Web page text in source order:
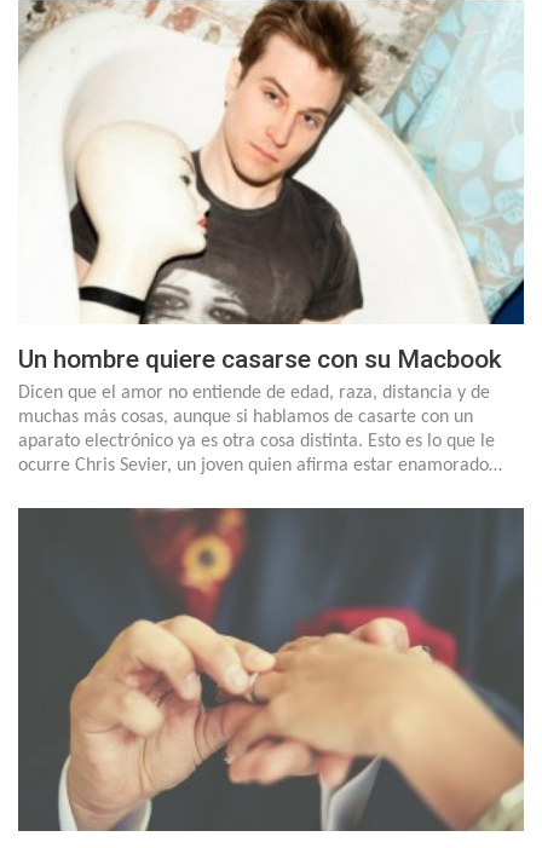
Un hombre quiere casarse con su Macbook
Dicen que el amor no entiende de edad, raza, distancia y de
muchas más cosas, aunque si hablamos de casarte con un
aparato electrónico ya es otra cosa distinta. Esto es lo que le
ocurre Chris Sevier, un joven quien afirma estar enamorado…